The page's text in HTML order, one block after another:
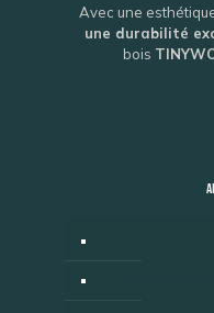
Avec une
une durabilité
bois